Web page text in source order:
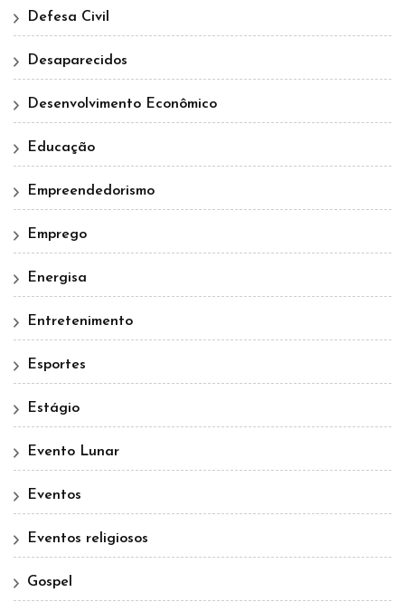
Defesa Civil
Desaparecidos
Desenvolvimento Econômico
Educação
Empreendedorismo
Emprego
Energisa
Entretenimento
Esportes
Estágio
Evento Lunar
Eventos
Eventos religiosos
Gospel